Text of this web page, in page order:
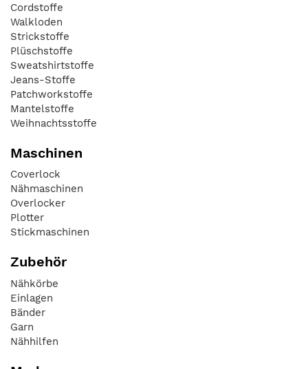
Cordstoffe
Walkloden
Strickstoffe
Plüschstoffe
Sweatshirtstoffe
Jeans-Stoffe
Patchworkstoffe
Mantelstoffe
Weihnachtsstoffe
Maschinen
Coverlock
Nähmaschinen
Overlocker
Plotter
Stickmaschinen
Zubehör
Nähkörbe
Einlagen
Bänder
Garn
Nähhilfen